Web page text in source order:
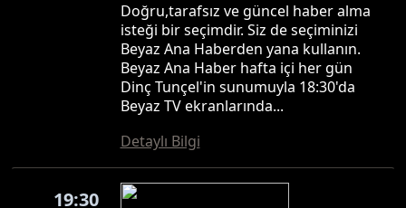
Doğru,tarafsız ve güncel haber alma
isteği bir seçimdir. Siz de seçiminizi
Beyaz Ana Haberden yana kullanın.
Beyaz Ana Haber hafta içi her gün
Dinç Tunçel'in sunumuyla 18:30'da
Beyaz TV ekranlarında...
Detaylı Bilgi
19:30